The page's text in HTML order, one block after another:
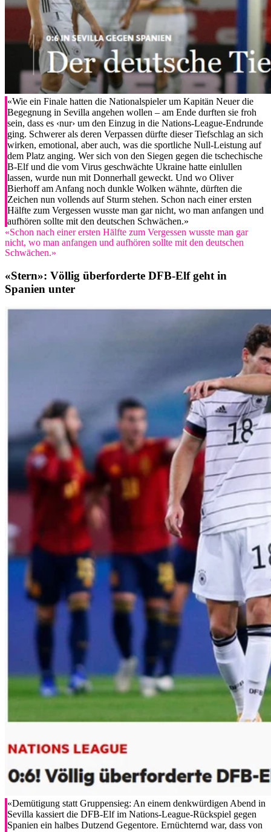
«Wie ein Finale hatten die Nationalspieler um Kapitän Neuer die
Begegnung in Sevilla angehen wollen – am Ende durften sie froh
sein, dass es ‹nur› um den Einzug in die Nations-League-Endrunde
ging. Schwerer als deren Verpassen dürfte dieser Tiefschlag an sich
wirken, emotional, aber auch, was die sportliche Null-Leistung auf
dem Platz anging. Wer sich von den Siegen gegen die tschechische
B-Elf und die vom Virus geschwächte Ukraine hatte einlullen
lassen, wurde nun mit Donnerhall geweckt. Und wo Oliver
Bierhoff am Anfang noch dunkle Wolken wähnte, dürften die
Zeichen nun vollends auf Sturm stehen. Schon nach einer ersten
Hälfte zum Vergessen wusste man gar nicht, wo man anfangen und
aufhören sollte mit den deutschen Schwächen.»
«Schon nach einer ersten Hälfte zum Vergessen wusste man gar
nicht, wo man anfangen und aufhören sollte mit den deutschen
Schwächen.»
«Stern»: Völlig überforderte DFB-Elf geht in
Spanien unter
«Demütigung statt Gruppensieg: An einem denkwürdigen Abend in
Sevilla kassiert die DFB-Elf im Nations-League-Rückspiel gegen
Spanien ein halbes Dutzend Gegentore. Ernüchternd war, dass von